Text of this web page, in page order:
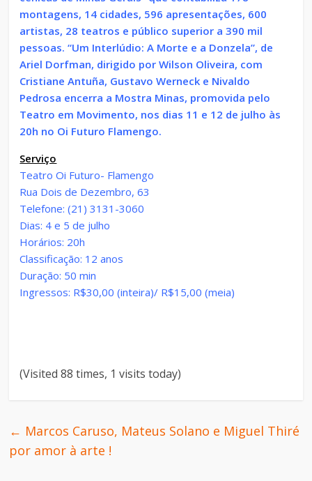
montagens, 14 cidades, 596 apresentações, 600
artistas, 28 teatros e público superior a 390 mil
pessoas. “Um Interlúdio: A Morte e a Donzela”, de
Ariel Dorfman, dirigido por Wilson Oliveira, com
Cristiane Antuña, Gustavo Werneck e Nivaldo
Pedrosa encerra a Mostra Minas, promovida pelo
Teatro em Movimento, nos dias 11 e 12 de julho às
20h no Oi Futuro Flamengo.
Serviço
Teatro Oi Futuro- Flamengo
Rua Dois de Dezembro, 63
Telefone: (21) 3131-3060
Dias: 4 e 5 de julho
Horários: 20h
Classificação: 12 anos
Duração: 50 min
Ingressos: R$30,00 (inteira)/ R$15,00 (meia)
(Visited 88 times, 1 visits today)
← Marcos Caruso, Mateus Solano e Miguel Thiré
por amor à arte !